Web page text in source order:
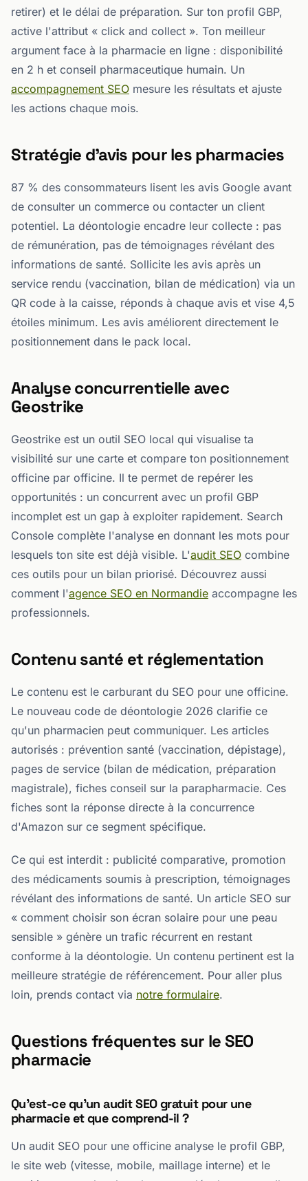
retirer) et le délai de préparation. Sur ton profil GBP,
active l'attribut « click and collect ». Ton meilleur
argument face à la pharmacie en ligne : disponibilité
en 2 h et conseil pharmaceutique humain. Un
accompagnement SEO mesure les résultats et ajuste
les actions chaque mois.
Stratégie d'avis pour les pharmacies
87 % des consommateurs lisent les avis Google avant
de consulter un commerce ou contacter un client
potentiel. La déontologie encadre leur collecte : pas
de rémunération, pas de témoignages révélant des
informations de santé. Sollicite les avis après un
service rendu (vaccination, bilan de médication) via un
QR code à la caisse, réponds à chaque avis et vise 4,5
étoiles minimum. Les avis améliorent directement le
positionnement dans le pack local.
Analyse concurrentielle avec
Geostrike
Geostrike est un outil SEO local qui visualise ta
visibilité sur une carte et compare ton positionnement
officine par officine. Il te permet de repérer les
opportunités : un concurrent avec un profil GBP
incomplet est un gap à exploiter rapidement. Search
Console complète l'analyse en donnant les mots pour
lesquels ton site est déjà visible. L'audit SEO combine
ces outils pour un bilan priorisé. Découvrez aussi
comment l'agence SEO en Normandie accompagne les
professionnels.
Contenu santé et réglementation
Le contenu est le carburant du SEO pour une officine.
Le nouveau code de déontologie 2026 clarifie ce
qu'un pharmacien peut communiquer. Les articles
autorisés : prévention santé (vaccination, dépistage),
pages de service (bilan de médication, préparation
magistrale), fiches conseil sur la parapharmacie. Ces
fiches sont la réponse directe à la concurrence
d'Amazon sur ce segment spécifique.
Ce qui est interdit : publicité comparative, promotion
des médicaments soumis à prescription, témoignages
révélant des informations de santé. Un article SEO sur
« comment choisir son écran solaire pour une peau
sensible » génère un trafic récurrent en restant
conforme à la déontologie. Un contenu pertinent est la
meilleure stratégie de référencement. Pour aller plus
loin, prends contact via notre formulaire.
Questions fréquentes sur le SEO
pharmacie
Qu'est-ce qu'un audit SEO gratuit pour une
pharmacie et que comprend-il ?
Un audit SEO pour une officine analyse le profil GBP,
le site web (vitesse, mobile, maillage interne) et le